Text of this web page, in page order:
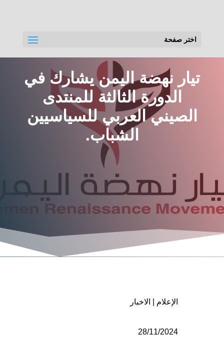
اختر صفحة
تيار نهضة اليمن يشارك في
الدورة الثالثة للمنتدى
الصيني العربي للسياسيين
الشباب.
الإعلام الاخبار
28/11/2024